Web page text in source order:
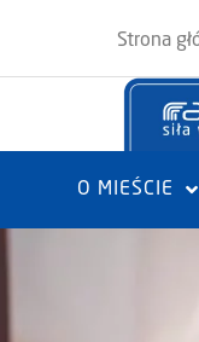
Strona
O MIEŚCIE